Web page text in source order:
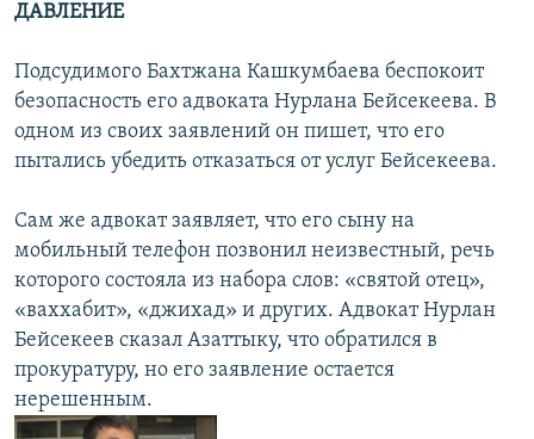
ДАВЛЕНИЕ
Подсудимого Бахтжана Кашкумбаева беспокоит
безопасность его адвоката Нурлана Бейсекеева. В
одном из своих заявлений он пишет, что его
пытались убедить отказаться от услуг Бейсекеева.
Сам же адвокат заявляет, что его сыну на
мобильный телефон позвонил неизвестный, речь
которого состояла из набора слов: «святой отец»,
«ваххабит», «джихад» и других. Адвокат Нурлан
Бейсекеев сказал Азаттыку, что обратился в
прокуратуру, но его заявление остается
нерешенным.